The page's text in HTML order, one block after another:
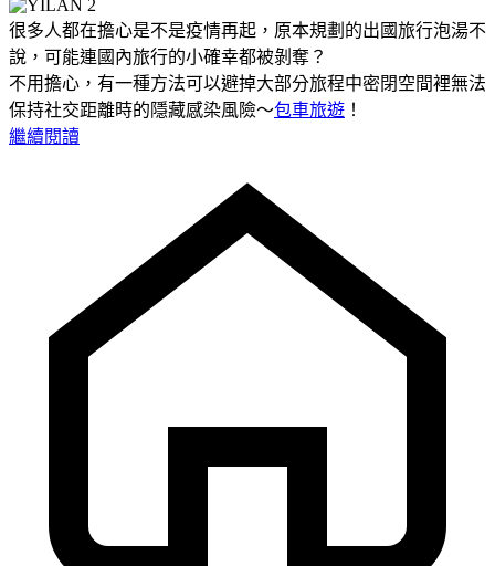
很多人都在擔心是不是疫情再起，原本規劃的出國旅行泡湯不
說，可能連國內旅行的小確幸都被剝奪？
不用擔心，有一種方法可以避掉大部分旅程中密閉空間裡無法
保持社交距離時的隱藏感染風險～包車旅遊 ！
繼續閱讀